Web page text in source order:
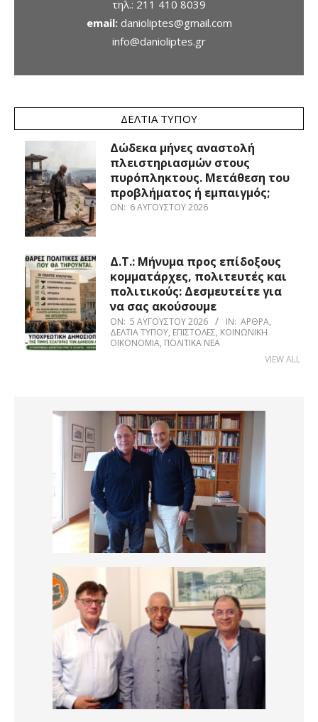
τηλ.: 211 410 8039
email: danioliptes@gmail.com
info@danioliptes.gr
ΔΕΛΤΊΑ ΤΎΠΟΥ
Δώδεκα μήνες αναστολή
πλειστηριασμών στους
πυρόπληκτους. Μετάθεση του
προβλήματος ή εμπαιγμός;
ON: 6 ΑΥΓΟΎΣΤΟΥ 2026
Δ.Τ.: Μήνυμα προς επίδοξους
κομματάρχες, πολιτευτές και
πολιτικούς: Δεσμευτείτε για
να σας ακούσουμε
ON: 5 ΑΥΓΟΎΣΤΟΥ 2026 IN: ΆΡΘΡΑ,
ΔΕΛΤΊΑ ΤΎΠΟΥ, ΕΠΙΣΤΟΛΈΣ, ΚΟΙΝΩΝΙΚΉ
ΟΙΚΟΝΟΜΊΑ, ΠΟΛΙΤΙΚΆ ΝΈΑ
VIEW ALL